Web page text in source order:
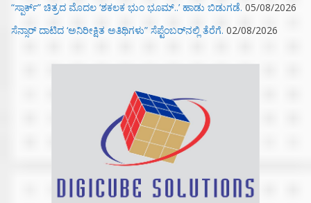
“ಸ್ಪಾರ್ಕ್” ಚಿತ್ರದ ಮೊದಲ‌ ‘ಶಕಲಕ ಭುಂ‌ ಭೂಮ್..’ ಹಾಡು ಬಿಡುಗಡೆ. 05/08/2026
ಸೆನ್ಸಾರ್ ದಾಟಿದ ‘ಅನಿರೀಕ್ಷಿತ ಅತಿಥಿಗಳು” ಸೆಪ್ಟೆಂಬರ್‌ನಲ್ಲಿ ತೆರೆಗೆ. 02/08/2026